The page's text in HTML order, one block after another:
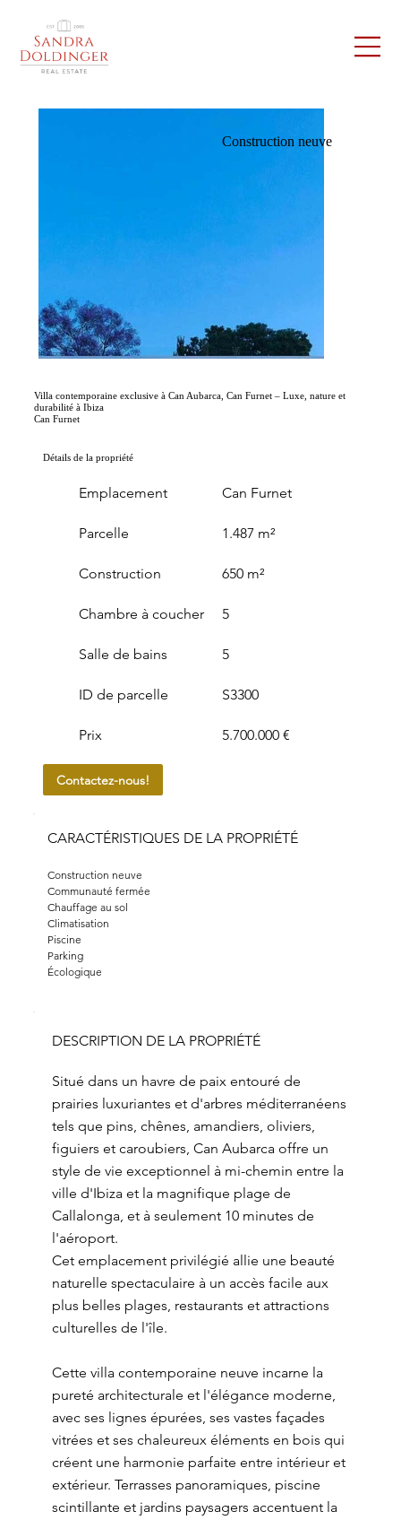
Construction neuve
Villa contemporaine exclusive à Can Aubarca, Can Furnet – Luxe, nature et
durabilité à Ibiza
Can Furnet
Détails de la propriété
Emplacement
Parcelle
Construction
Can Furnet
1.487 m²
650 m²
Chambre à coucher
Salle de bains
5
5
ID de parcelle
Prix
S3300
5.700.000 €
Contactez-nous!
CARACTÉRISTIQUES DE LA PROPRIÉTÉ
Construction neuve
Communauté fermée
Chauffage au sol
Climatisation
Piscine
Parking
Écologique
DESCRIPTION DE LA PROPRIÉTÉ
Situé dans un havre de paix entouré de
prairies luxuriantes et d'arbres méditerranéens
tels que pins, chênes, amandiers, oliviers,
figuiers et caroubiers, Can Aubarca offre un
style de vie exceptionnel à mi-chemin entre la
ville d'Ibiza et la magnifique plage de
Callalonga, et à seulement 10 minutes de
l'aéroport.
Cet emplacement privilégié allie une beauté
naturelle spectaculaire à un accès facile aux
plus belles plages, restaurants et attractions
culturelles de l'île.
Cette villa contemporaine neuve incarne la
pureté architecturale et l'élégance moderne,
avec ses lignes épurées, ses vastes façades
vitrées et ses chaleureux éléments en bois qui
créent une harmonie parfaite entre intérieur et
extérieur. Terrasses panoramiques, piscine
scintillante et jardins paysagers accentuent la